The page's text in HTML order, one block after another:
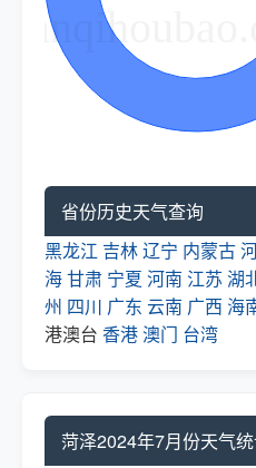
省份历史天气查询
黑龙江 吉林辽宁 内蒙古
海甘肃 宁夏 河南 江苏 湖
州 四川 广东 云南 广西 海
港澳台 香港澳门 台湾
菏泽2024年7月份天气